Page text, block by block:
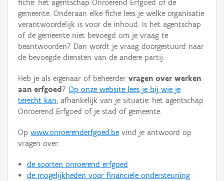
Thema
Gebeurtenis
Persoon of collectief
Hergebruik
Aanmelden
fiche: het agentschap Onroerend Erfgoed of de
gemeente. Onderaan elke fiche lees je welke organisatie
verantwoordelijk is voor de inhoud. Is het agentschap
of de gemeente niet bevoegd om je vraag te
beantwoorden? Dan wordt je vraag doorgestuurd naar
de bevoegde diensten van de andere partij.
Heb je als eigenaar of beheerder vragen over werken
aan erfgoed ? Op onze website lees je bij wie je
terecht kan, afhankelijk van je situatie: het agentschap
Onroerend Erfgoed of je stad of gemeente.
Op www.onroerenderfgoed.be vind je antwoord op
vragen over:
de soorten onroerend erfgoed
de mogelijkheden voor financiële ondersteuning